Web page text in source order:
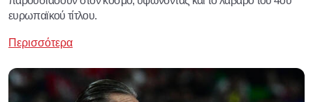
ευρωπαϊκού τίτλου.
Περισσότερα